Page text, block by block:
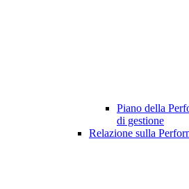
Piano della
di gestione
Relazione sulla